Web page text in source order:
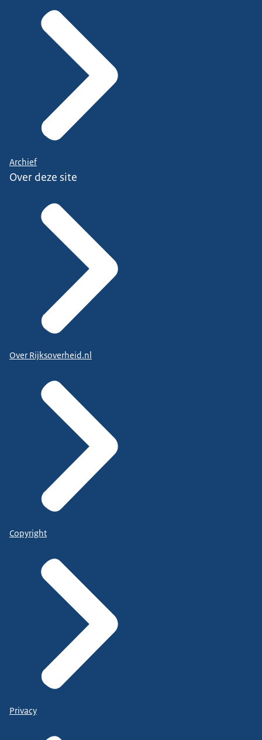
Archief
Over deze site
Over Rijksoverheid.nl
Copyright
Privacy